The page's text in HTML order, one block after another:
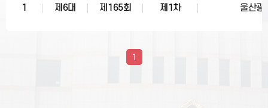
1 제6대 제165회 제1차 울산광
1